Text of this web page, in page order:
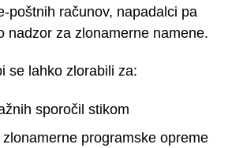
poštnih računov, napadalci pa
nadzor za zlonamerne namene.
se lahko zlorabili za:
sporočil stikom
programske opreme